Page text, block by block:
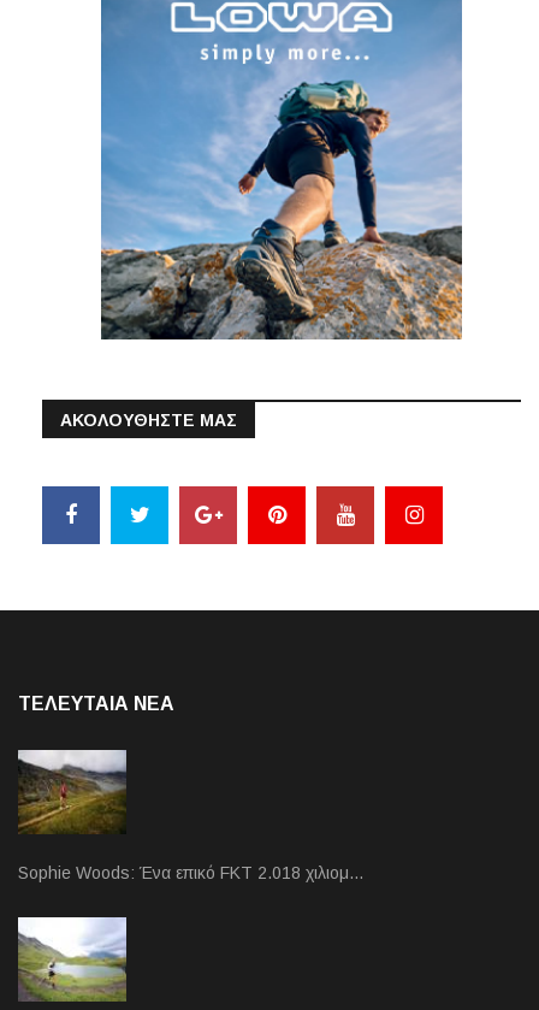
ΑΚΟΛΟΥΘΗΣΤΕ ΜΑΣ
ΤΕΛΕΥΤΑΙΑ NEA
Sophie Woods: Ένα επικό FKT 2.018 χιλιομ…